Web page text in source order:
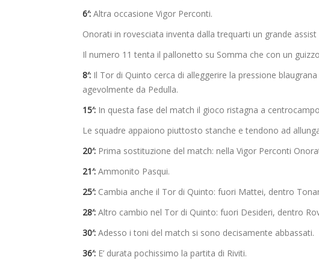
6′: Altra occasione Vigor Perconti.
Onorati in rovesciata inventa dalla trequarti un grande assist
Il numero 11 tenta il pallonetto su Somma che con un
8′: Il Tor di Quinto cerca di alleggerire la pressione
agevolmente da Pedulla.
15′: In questa fase del match il gioco ristagna a
Le squadre appaiono piuttosto stanche e tendono ad
20′: Prima sostituzione del match: nella Vigor Perconti
21′: Ammonito Pasqui.
25′: Cambia anche il Tor di Quinto: fuori Mattei, dentro
28′: Altro cambio nel Tor di Quinto: fuori Desideri, dentro
30′: Adesso i toni del match si sono decisamente abbassati.
36′: E’ durata pochissimo la partita di Riviti.